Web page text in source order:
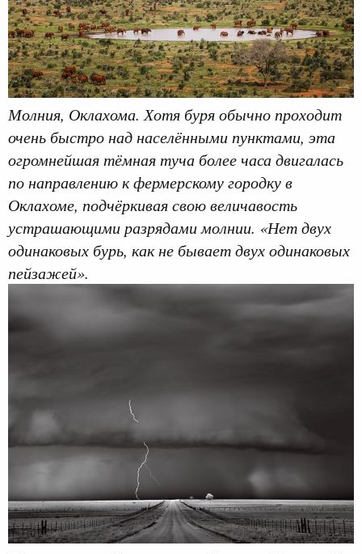
Молния, Оклахома. Хотя буря обычно проходит
очень быстро над населёнными пунктами, эта
огромнейшая тёмная туча более часа двигалась
по направлению к фермерскому городку в
Оклахоме, подчёркивая свою величавость
устрашающими разрядами молнии. «Нет двух
одинаковых бурь, как не бывает двух одинаковых
пейзажей».